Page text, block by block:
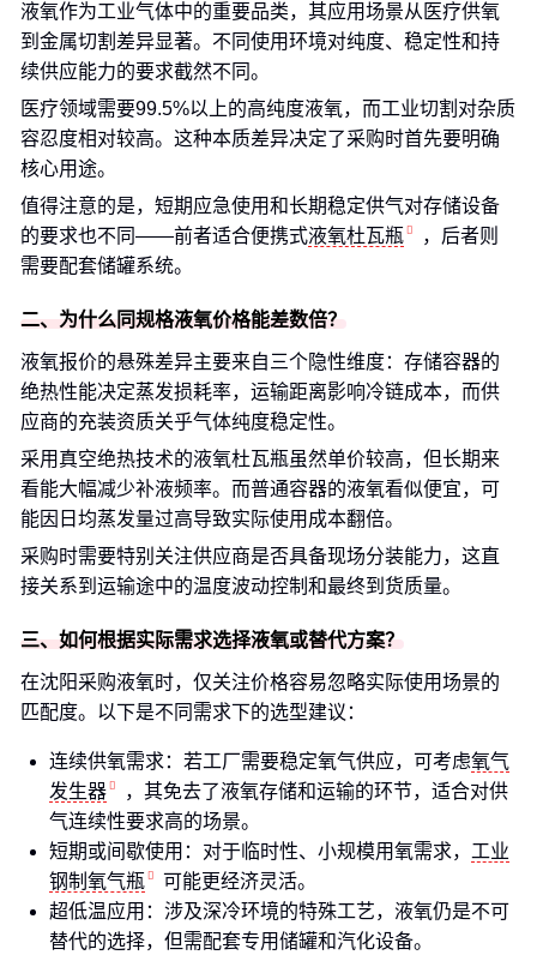
液氧作为工业气体中的重要品类，其应用场景从医疗供氧
到金属切割差异显著。不同使用环境对纯度、稳定性和持
续供应能力的要求截然不同。
医疗领域需要99.5%以上的高纯度液氧，而工业切割对杂质
容忍度相对较高。这种本质差异决定了采购时首先要明确
核心用途。
值得注意的是，短期应急使用和长期稳定供气对存储设备
的要求也不同——前者适合便携式液氧杜瓦瓶
，后者则
需要配套储罐系统。
二、为什么同规格液氧价格能差数倍？
液氧报价的悬殊差异主要来自三个隐性维度：存储容器的
绝热性能决定蒸发损耗率，运输距离影响冷链成本，而供
应商的充装资质关乎气体纯度稳定性。
采用真空绝热技术的液氧杜瓦瓶虽然单价较高，但长期来
看能大幅减少补液频率。而普通容器的液氧看似便宜，可
能因日均蒸发量过高导致实际使用成本翻倍。
采购时需要特别关注供应商是否具备现场分装能力，这直
接关系到运输途中的温度波动控制和最终到货质量。
三、如何根据实际需求选择液氧或替代方案？
在沈阳采购液氧时，仅关注价格容易忽略实际使用场景的
匹配度。以下是不同需求下的选型建议：
连续供氧需求：若工厂需要稳定氧气供应，可考虑氧气
发生器
，其免去了液氧存储和运输的环节，适合对供
气连续性要求高的场景。
短期或间歇使用：对于临时性、小规模用氧需求， 工业
钢制氧气瓶
可能更经济灵活。
超低温应用：涉及深冷环境的特殊工艺，液氧仍是不可
替代的选择，但需配套专用储罐和汽化设备。